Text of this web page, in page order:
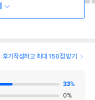
후기작성하고 최대 150점 받기
33%
0%